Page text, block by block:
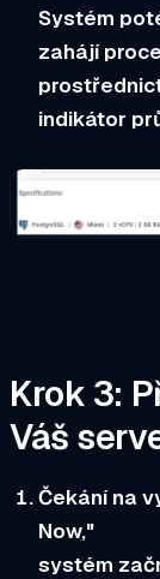
Systém
zahájí
indikátor
Krok 3:
Váš
Čekání na
Now,"
systém